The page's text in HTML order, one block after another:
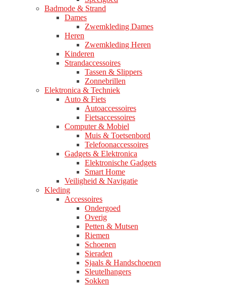
Badmode & Strand
Dames
Zwemkleding Dames
Heren
Zwemkleding Heren
Kinderen
Strandaccessoires
Tassen & Slippers
Zonnebrillen
Elektronica & Techniek
Auto & Fiets
Autoaccessoires
Fietsaccessoires
Computer & Mobiel
Muis & Toetsenbord
Telefoonaccessoires
Gadgets & Elektronica
Elektronische Gadgets
Smart Home
Veiligheid & Navigatie
Kleding
Accessoires
Ondergoed
Overig
Petten & Mutsen
Riemen
Schoenen
Sieraden
Sjaals & Handschoenen
Sleutelhangers
Sokken